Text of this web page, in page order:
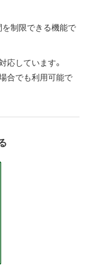
制限できる機能で
応しています。
合でも利用可能で